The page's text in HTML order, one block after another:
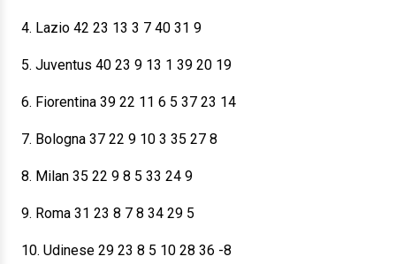
4. Lazio 42 23 13 3 7 40 31 9
5. Juventus 40 23 9 13 1 39 20 19
6. Fiorentina 39 22 11 6 5 37 23 14
7. Bologna 37 22 9 10 3 35 27 8
8. Milan 35 22 9 8 5 33 24 9
9. Roma 31 23 8 7 8 34 29 5
10. Udinese 29 23 8 5 10 28 36 -8